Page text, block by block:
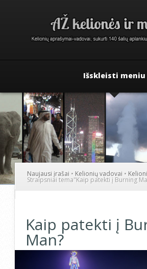
Išskleisti meniu
Naujausi įrašai • Kelionių vadovai •
Straipsniai tema"Kaip patekti į Burning
Kaip patekti į
Man?